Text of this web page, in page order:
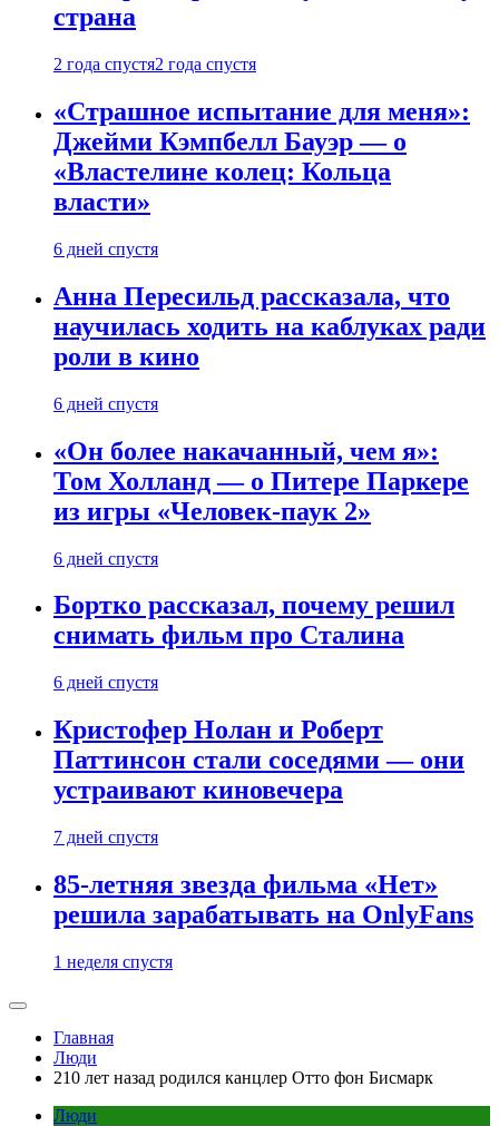
страна
2 года спустя2 года спустя
«Страшное испытание для меня»:
Джейми Кэмпбелл Бауэр — о
«Властелине колец: Кольца
власти»
6 дней спустя
Анна Пересильд рассказала, что
научилась ходить на каблуках ради
роли в кино
6 дней спустя
«Он более накачанный, чем я»:
Том Холланд — о Питере Паркере
из игры «Человек-паук 2»
6 дней спустя
Бортко рассказал, почему решил
снимать фильм про Сталина
6 дней спустя
Кристофер Нолан и Роберт
Паттинсон стали соседями — они
устраивают киновечера
7 дней спустя
85-летняя звезда фильма «Нет»
решила зарабатывать на OnlyFans
1 неделя спустя
Главная
Люди
210 лет назад родился канцлер Отто фон Бисмарк
Люди